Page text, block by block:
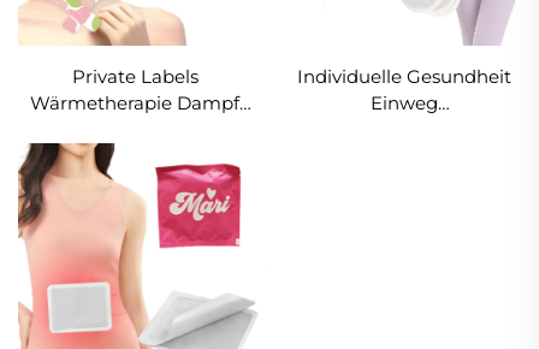
Private Labels
Wärmetherapie Dampf
Schulter
Schmerzlinderung Heiße
Moxibustion-Sticker
Selbstheizendes
Wärmepflaster
Individuelle Gesundheit
Einweg